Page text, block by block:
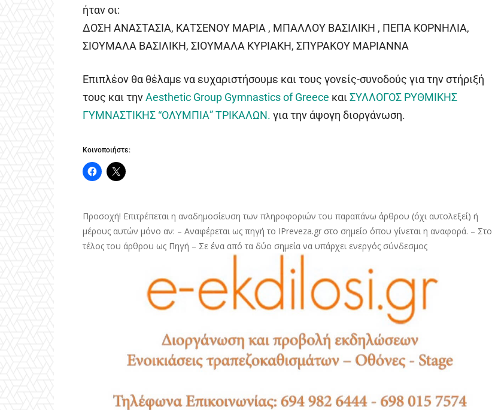
ήταν οι:
ΔΟΣΗ ΑΝΑΣΤΑΣΙΑ, ΚΑΤΣΕΝΟΥ ΜΑΡΙΑ , ΜΠΑΛΛΟΥ ΒΑΣΙΛΙΚΗ , ΠΕΠΑ ΚΟΡΝΗΛΙΑ,
ΣΙΟΥΜΑΛΑ ΒΑΣΙΛΙΚΗ, ΣΙΟΥΜΑΛΑ ΚΥΡΙΑΚΗ, ΣΠΥΡΑΚΟΥ ΜΑΡΙΑΝΝΑ
Επιπλέον θα θέλαμε να ευχαριστήσουμε και τους γονείς-συνοδούς για την στήριξή
τους και τηνAesthetic Group Gymnastics of Greece και ΣΥΛΛΟΓΟΣ ΡΥΘΜΙΚΗΣ
ΓΥΜΝΑΣΤΙΚΗΣ “ΟΛΥΜΠΙΑ” ΤΡΙΚΑΛΩΝ. για την άψογη διοργάνωση.
Κοινοποιήστε:
Προσοχή! Επιτρέπεται η αναδημοσίευση των πληροφοριών του παραπάνω άρθρου (όχι αυτολεξεί) ή
μέρους αυτών μόνο αν: – Αναφέρεται ως πηγή το IPreveza.gr στο σημείο όπου γίνεται η αναφορά. – Στο
τέλος του άρθρου ως Πηγή – Σε ένα από τα δύο σημεία να υπάρχει ενεργός σύνδεσμος